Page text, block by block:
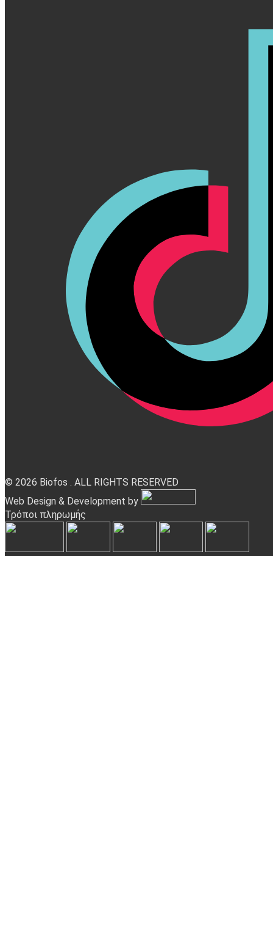
© 2026 Biofos . ALL RIGHTS RESERVED
Web Design & Development by
Τρόποι πληρωμής